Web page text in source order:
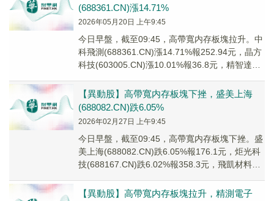
(688361.CN)漲14.71%
2026年05月20日 上午9:45
今日早盤，截至09:45，高帶寬内存板塊拉升。中
科飛測(688361.CN)漲14.71%報252.94元，晶方
科技(603005.CN)漲10.01%報36.8元，精智達
【異動股】高帶寬内存板塊下挫，盛美上海
(688082.CN)跌6.05%
2026年02月27日 上午9:45
今日早盤，截至09:45，高帶寬内存板塊下挫。盛
美上海(688082.CN)跌6.05%報176.1元，炬光科
技(688167.CN)跌6.02%報358.3元，飛凱材料
【異動股】高帶寬内存板塊拉升，精測電子